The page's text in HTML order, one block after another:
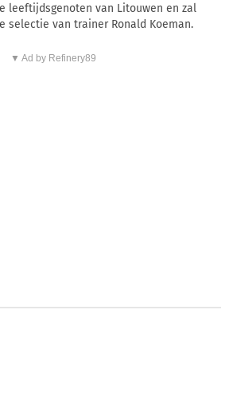
leeftijdsgenoten van Litouwen en zal
selectie van trainer Ronald Koeman.
▼ Ad by Refinery89